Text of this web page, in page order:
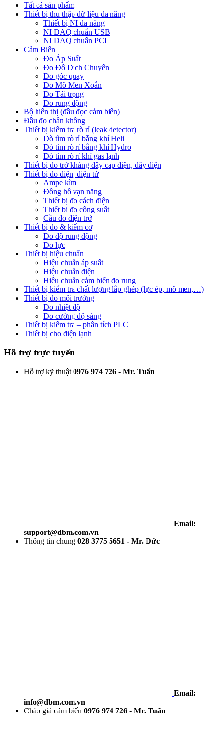
Tất cả sản phẩm
Thiết bị thu thập dữ liệu đa năng
Thiết bị NI đa năng
NI DAQ chuẩn USB
NI DAQ chuẩn PCI
Cảm Biến
Đo Áp Suất
Đo Độ Dịch Chuyển
Đo góc quay
Đo Mô Men Xoắn
Đo Tải trọng
Đo rung động
Bộ hiển thị (đầu đọc cảm biến)
Đầu đo chân không
Thiết bị kiểm tra rò rỉ (leak detector)
Dò tìm rò rỉ bằng khí Heli
Dò tìm rò rỉ bằng khí Hydro
Dò tìm rò rỉ khí gas lạnh
Thiết bị đo trở kháng dây cáp điện, dây điện
Thiết bị đo điện, điện tử
Ampe kìm
Đồng hồ vạn năng
Thiết bị đo cách điện
Thiết bị đo công suất
Cầu đo điện trở
Thiết bị đo & kiểm cơ
Đo độ rung động
Đo lực
Thiết bị hiệu chuẩn
Hiệu chuẩn áp suất
Hiệu chuẩn điện
Hiệu chuẩn cảm biến đo rung
Thiết bị kiểm tra chất lượng lắp ghép (lực ép, mô men,…)
Thiết bị đo môi trường
Đo nhiệt độ
Đo cường độ sáng
Thiết bị kiểm tra – phân tích PLC
Thiết bị cho điện lạnh
Hỗ trợ trực tuyến
Hỗ trợ kỹ thuật 0976 974 726 - Mr. Tuấn
Email:
support@dbm.com.vn
Thông tin chung 028 3775 5651 - Mr. Đức
Email:
info@dbm.com.vn
Chào giá cảm biến 0976 974 726 - Mr. Tuấn